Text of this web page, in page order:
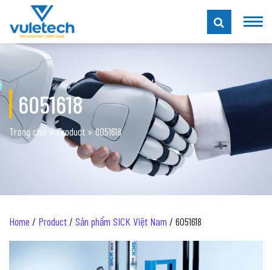
6051618
Trang chủ »Product »6051618
Home / Product/ Sản phẩm SICK Việt Nam / 6051618